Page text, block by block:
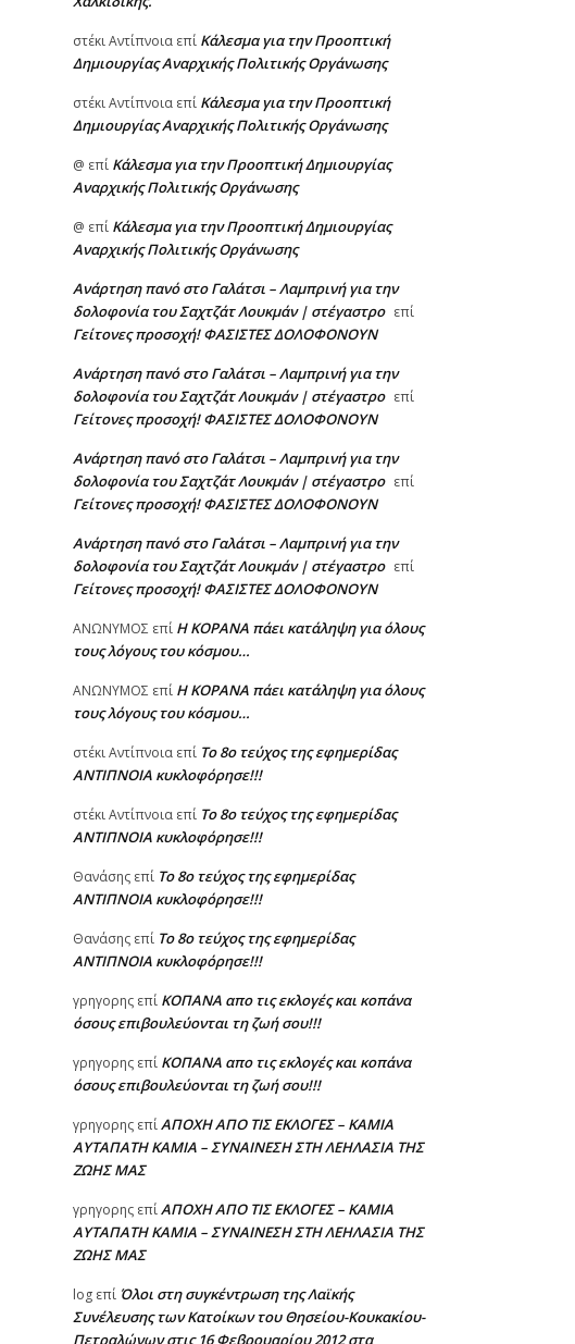
στέκι Αντίπνοια επί Κάλεσμα για την Προοπτική
Δημιουργίας Αναρχικής Πολιτικής Οργάνωσης
στέκι Αντίπνοια επί Κάλεσμα για την Προοπτική
Δημιουργίας Αναρχικής Πολιτικής Οργάνωσης
@ επί Κάλεσμα για την Προοπτική Δημιουργίας
Αναρχικής Πολιτικής Οργάνωσης
@ επί Κάλεσμα για την Προοπτική Δημιουργίας
Αναρχικής Πολιτικής Οργάνωσης
Ανάρτηση πανό στο Γαλάτσι – Λαμπρινή για την
δολοφονία του Σαχτζάτ Λουκμάν | στέγαστρο επί
Γείτονες προσοχή! ΦΑΣΙΣΤΕΣ ΔΟΛΟΦΟΝΟΥΝ
Ανάρτηση πανό στο Γαλάτσι – Λαμπρινή για την
δολοφονία του Σαχτζάτ Λουκμάν | στέγαστρο επί
Γείτονες προσοχή! ΦΑΣΙΣΤΕΣ ΔΟΛΟΦΟΝΟΥΝ
Ανάρτηση πανό στο Γαλάτσι – Λαμπρινή για την
δολοφονία του Σαχτζάτ Λουκμάν | στέγαστρο επί
Γείτονες προσοχή! ΦΑΣΙΣΤΕΣ ΔΟΛΟΦΟΝΟΥΝ
Ανάρτηση πανό στο Γαλάτσι – Λαμπρινή για την
δολοφονία του Σαχτζάτ Λουκμάν | στέγαστρο επί
Γείτονες προσοχή! ΦΑΣΙΣΤΕΣ ΔΟΛΟΦΟΝΟΥΝ
AΝΩΝΥΜΟΣ επί Η KOPANA πάει κατάληψη για όλους
τους λόγους του κόσμου…
AΝΩΝΥΜΟΣ επί Η KOPANA πάει κατάληψη για όλους
τους λόγους του κόσμου…
στέκι Αντίπνοια επί Το 8ο τεύχος της εφημερίδας
ΑΝΤΙΠΝΟΙΑ κυκλοφόρησε!!!
στέκι Αντίπνοια επί Το 8ο τεύχος της εφημερίδας
ΑΝΤΙΠΝΟΙΑ κυκλοφόρησε!!!
Θανάσης επί Το 8ο τεύχος της εφημερίδας
ΑΝΤΙΠΝΟΙΑ κυκλοφόρησε!!!
Θανάσης επί Το 8ο τεύχος της εφημερίδας
ΑΝΤΙΠΝΟΙΑ κυκλοφόρησε!!!
γρηγορης επί ΚΟΠΑΝΑ απο τις εκλογές και κοπάνα
όσους επιβουλεύονται τη ζωή σου!!!
γρηγορης επί ΚΟΠΑΝΑ απο τις εκλογές και κοπάνα
όσους επιβουλεύονται τη ζωή σου!!!
γρηγορης επίΑΠΟΧΗ ΑΠΟ ΤΙΣ ΕΚΛΟΓΕΣ – ΚΑΜΙΑ
ΑΥΤΑΠΑΤΗ ΚΑΜΙΑ – ΣΥΝΑΙΝΕΣΗ ΣΤΗ ΛΕΗΛΑΣΙΑ ΤΗΣ
ΖΩΗΣ ΜΑΣ
γρηγορης επίΑΠΟΧΗ ΑΠΟ ΤΙΣ ΕΚΛΟΓΕΣ – ΚΑΜΙΑ
ΑΥΤΑΠΑΤΗ ΚΑΜΙΑ – ΣΥΝΑΙΝΕΣΗ ΣΤΗ ΛΕΗΛΑΣΙΑ ΤΗΣ
ΖΩΗΣ ΜΑΣ
log επί Όλοι στη συγκέντρωση της Λαϊκής
Συνέλευσης των Κατοίκων του Θησείου-Κουκακίου-
Πετραλώνων στις 16 Φεβρουαρίου 2012 στα